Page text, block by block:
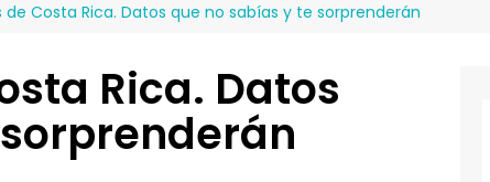
Etiopía
Marruecos
Mauricio
Tarjeta Revolut gratis
Descuentos en Booking
-15% Alquiler de coches
de Costa Rica. Datos que no sabías y te sorprenderán
Rica. Datos